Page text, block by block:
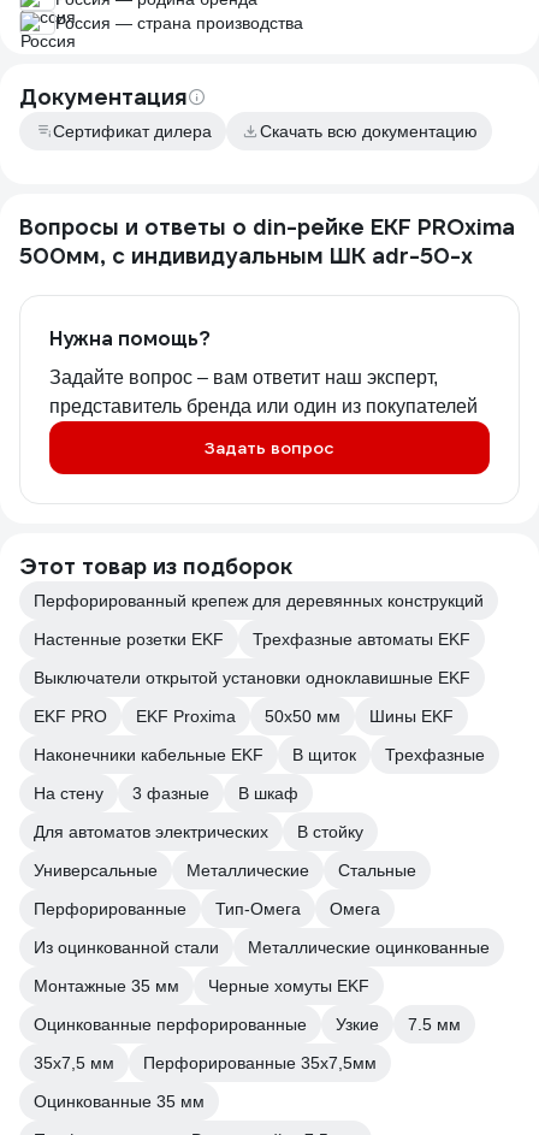
Россия — страна производства
Документация
Сертификат дилера Скачать всю документацию
Вопросы и ответы о din-рейке EKF PROxima
500мм, с индивидуальным ШК adr-50-x
Нужна помощь?
Задайте вопрос – вам ответит наш эксперт,
представитель бренда или один из покупателей
Задать вопрос
Этот товар из подборок
Перфорированный крепеж для деревянных конструкций
Настенные розетки EKF
Трехфазные автоматы EKF
Выключатели открытой установки одноклавишные EKF
EKF PRO
EKF Proxima 50х50 мм
Шины EKF
Наконечники кабельные EKF
В щиток
Трехфазные
На стену
3 фазные
В шкаф
Для автоматов электрических
В стойку
Универсальные
Металлические
Стальные
Перфорированные
Тип-Омега
Омега
Из оцинкованной стали
Металлические оцинкованные
Монтажные 35 мм
Черные хомуты EKF
Оцинкованные перфорированные
Узкие
7.5 мм
35х7,5 мм
Перфорированные 35х7,5мм
Оцинкованные 35 мм